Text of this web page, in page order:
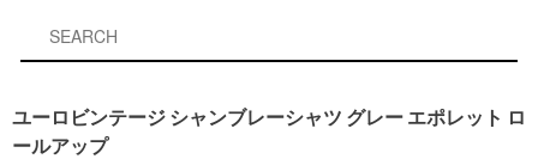
ユーロビンテージ シャンブレーシャツ グレー エポレット ロ
ールアップ